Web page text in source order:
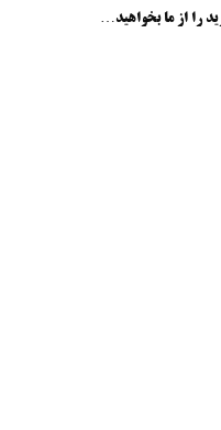
را از ما بخواهید…